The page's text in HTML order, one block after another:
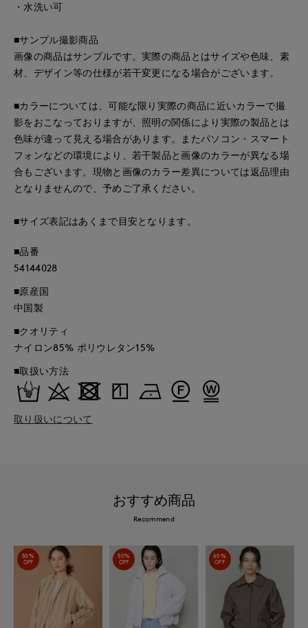
・水洗い可
■サンプル撮影商品
画像の商品はサンプルです。実際の商品とはサイズや色味、素
材、デザイン等の仕様が若干変更になる場合がございます。
■カラーについては、可能な限り実際の商品に近いカラーで撮
影をおこなっておりますが、照明の関係により実際の製品とは
色味が違って見える場合があります。またパソコン・スマート
フォンなどの環境により、若干製品と画像のカラーが異なる場
合もございます。現物と画像のカラー差異については返品理由
となりませんので、予めご了承ください。
■サイズ表記はあくまで目安となります。
■品番
54144028
■原産国
中国製
■クオリティ
ナイロン85% ポリウレタン15%
■取扱い方法
取り扱いについて
おすすめ商品
Recommend
50%
OFF
50%
OFF
60%
OFF